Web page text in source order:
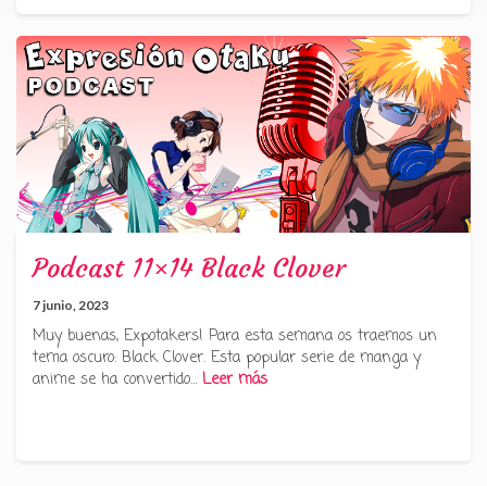
Podcast 11×14 Black Clover
7 junio, 2023
Muy buenas, Expotakers! Para esta semana os traemos un
tema oscuro: Black Clover. Esta popular serie de manga y
anime se ha convertido… Leer más